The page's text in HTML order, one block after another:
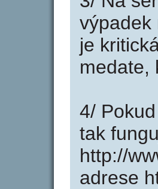
výpadek
je
medate,
4/
tak
http://
adrese